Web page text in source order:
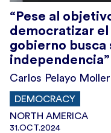
“Pese al
democratizar el
gobierno busca
independencia”
Carlos Pelayo
DEMOCRACY
NORTH AMERICA
31.OCT.2024